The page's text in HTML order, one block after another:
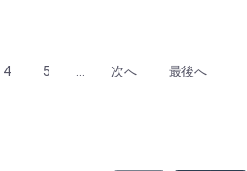
4 5 次へ 最後へ